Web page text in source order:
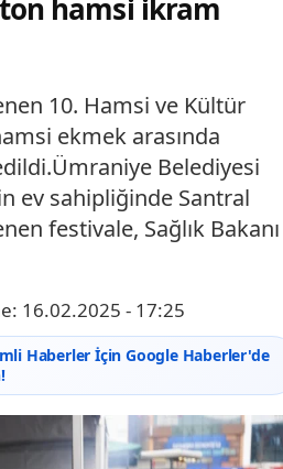
ton hamsi ikram
10. Hamsi ve Kültür
ekmek arasında
Belediyesi
ev sahipliğinde Santral
festivale, Sağlık Bakanı
16.02.2025 - 17:25
Haberler İçin Google Haberler'de